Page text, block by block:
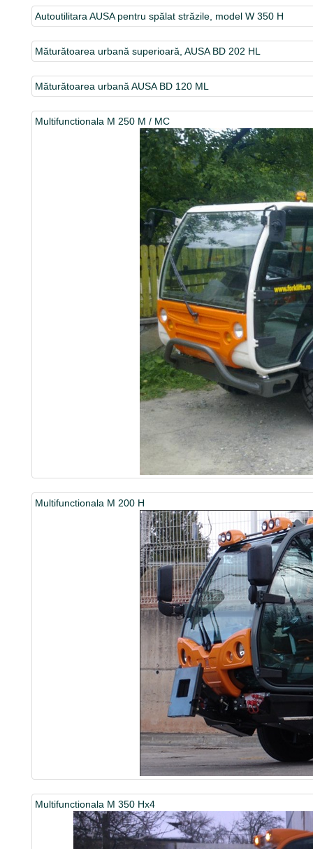
Autoutilitara AUSA pentru spălat străzile, model W 350 H
Măturătoarea urbană superioară, AUSA BD 202 HL
Măturătoarea urbană AUSA BD 120 ML
Multifunctionala M 250 M / MC
Multifunctionala M 200 H
Multifunctionala M 350 Hx4